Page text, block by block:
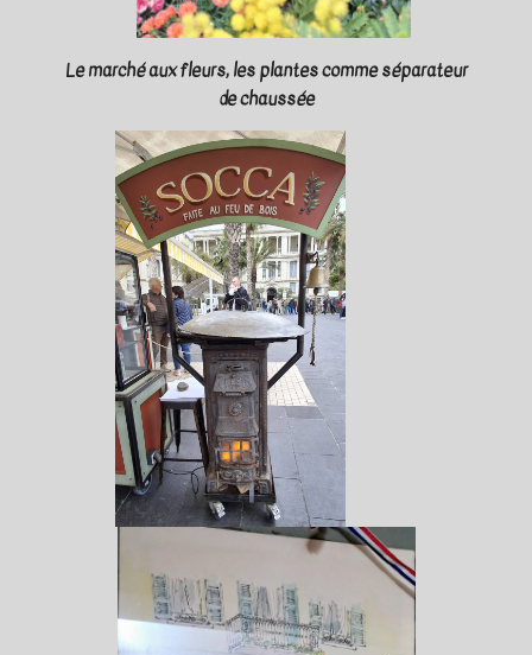
Le marché aux fleurs, les plantes comme séparateur
de chaussée